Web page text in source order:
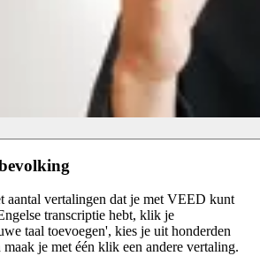
aantal vertalingen dat je met VEED kunt
transcriptie hebt, klik je
taal toevoegen', kies je uit honderden
je met één klik een andere vertaling.